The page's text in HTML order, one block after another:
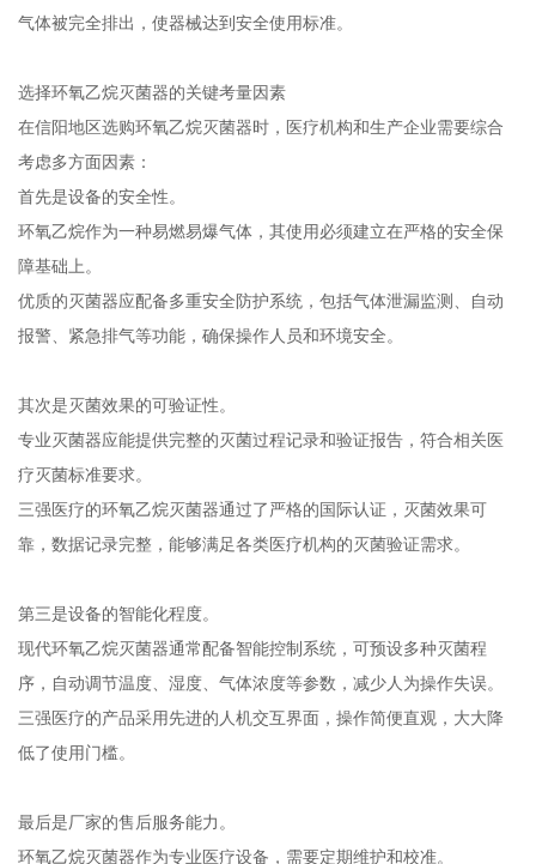
气体被完全排出，使器械达到安全使用标准。
选择环氧乙烷灭菌器的关键考量因素
在信阳地区选购环氧乙烷灭菌器时，医疗机构和生产企业需要综合
考虑多方面因素：
首先是设备的安全性。
环氧乙烷作为一种易燃易爆气体，其使用必须建立在严格的安全保
障基础上。
优质的灭菌器应配备多重安全防护系统，包括气体泄漏监测、自动
报警、紧急排气等功能，确保操作人员和环境安全。
其次是灭菌效果的可验证性。
专业灭菌器应能提供完整的灭菌过程记录和验证报告，符合相关医
疗灭菌标准要求。
三强医疗的环氧乙烷灭菌器通过了严格的国际认证，灭菌效果可
靠，数据记录完整，能够满足各类医疗机构的灭菌验证需求。
第三是设备的智能化程度。
现代环氧乙烷灭菌器通常配备智能控制系统，可预设多种灭菌程
序，自动调节温度、湿度、气体浓度等参数，减少人为操作失误。
三强医疗的产品采用先进的人机交互界面，操作简便直观，大大降
低了使用门槛。
最后是厂家的售后服务能力。
环氧乙烷灭菌器作为专业医疗设备，需要定期维护和校准。